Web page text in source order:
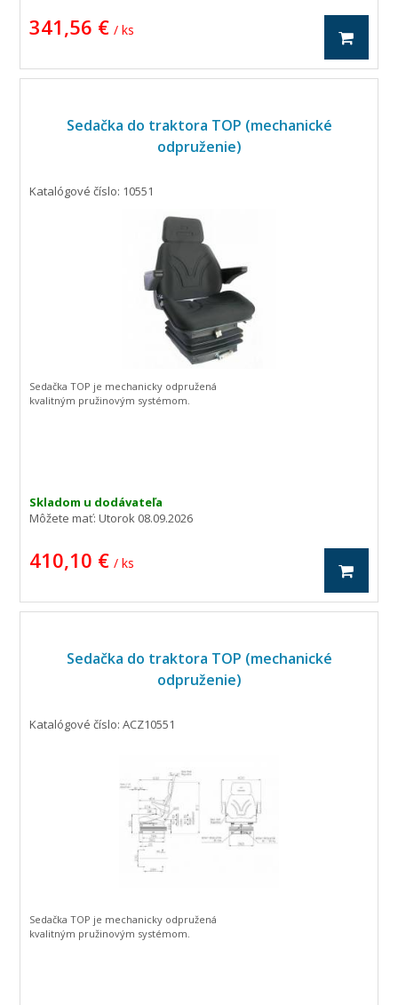
341,56 € / ks
Sedačka do traktora TOP (mechanické
odpruženie)
Katalógové číslo: 10551
Skladom u dodávateľa
Môžete mať:Utorok 08.09.2026
410,10 € / ks
Sedačka TOP je mechanicky odpružená
kvalitným pružinovým systémom.
Sedačka do traktora TOP (mechanické
odpruženie)
Katalógové číslo: ACZ10551
Sedačka TOP je mechanicky odpružená
kvalitným pružinovým systémom.